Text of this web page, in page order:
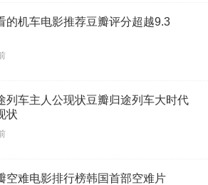
的机车电影推荐豆瓣评分超越9.3
列车主人公现状豆瓣归途列车大时代
状
空难电影排行榜韩国首部空难片